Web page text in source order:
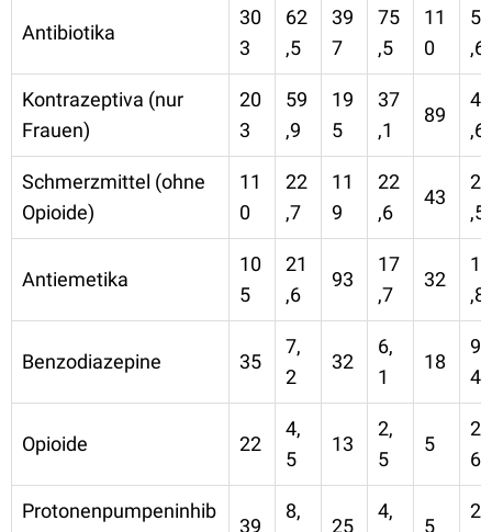
Antibiotika
30
3
62
,5
39
7
75
,5
11
0
57
,6
Kontrazeptiva (nur
Frauen)
20
3
59
,9
19
5
37
,1
89
46
,6
Schmerzmittel (ohne
Opioide)
11
0
22
,7
11
9
22
,6
43
22
,5
Antiemetika
10
5
21
,6
93
17
,7
32
16
,8
Benzodiazepine 35
7,
2
32
6,
1
18
9,
4
Opioide 22
4,
5
13
2,
5
5
2,
6
Protonenpumpeninhib
39
8,
25
4,
5
2,